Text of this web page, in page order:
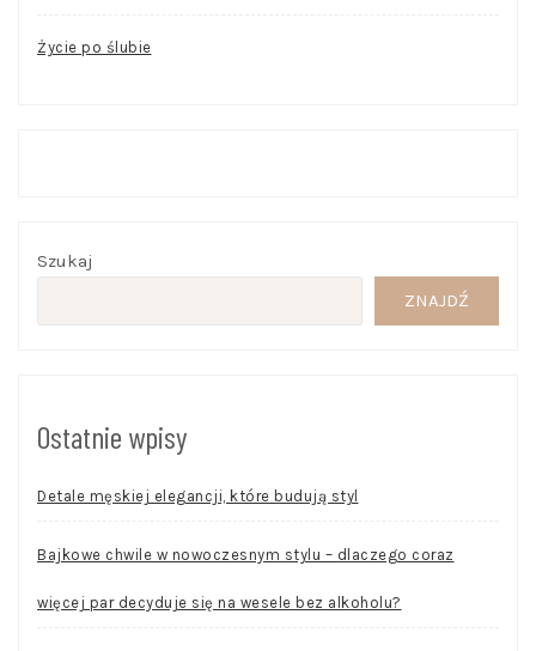
Życie po ślubie
Szukaj
ZNAJDŹ
Ostatnie wpisy
Detale męskiej elegancji, które budują styl
Bajkowe chwile w nowoczesnym stylu – dlaczego coraz
więcej par decyduje się na wesele bez alkoholu?